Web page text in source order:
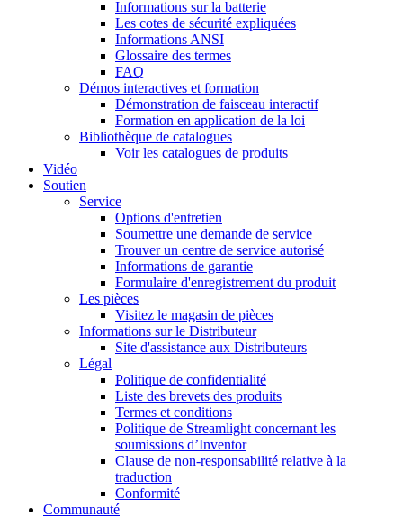
Informations sur la batterie
Les cotes de sécurité expliquées
Informations ANSI
Glossaire des termes
FAQ
Démos interactives et formation
Démonstration de faisceau interactif
Formation en application de la loi
Bibliothèque de catalogues
Voir les catalogues de produits
Vidéo
Soutien
Service
Options d'entretien
Soumettre une demande de service
Trouver un centre de service autorisé
Informations de garantie
Formulaire d'enregistrement du produit
Les pièces
Visitez le magasin de pièces
Informations sur le Distributeur
Site d'assistance aux Distributeurs
Légal
Politique de confidentialité
Liste des brevets des produits
Termes et conditions
Politique de Streamlight concernant les
soumissions d’Inventor
Clause de non-responsabilité relative à la
traduction
Conformité
Communauté